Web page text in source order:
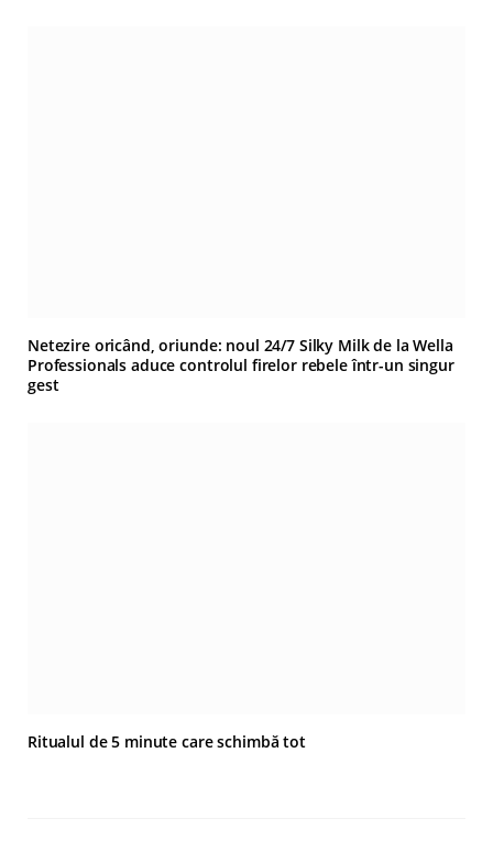
Netezire oricând, oriunde: noul 24/7 Silky Milk de la Wella
Professionals aduce controlul firelor rebele într-un singur
gest
Ritualul de 5 minute care schimbă tot